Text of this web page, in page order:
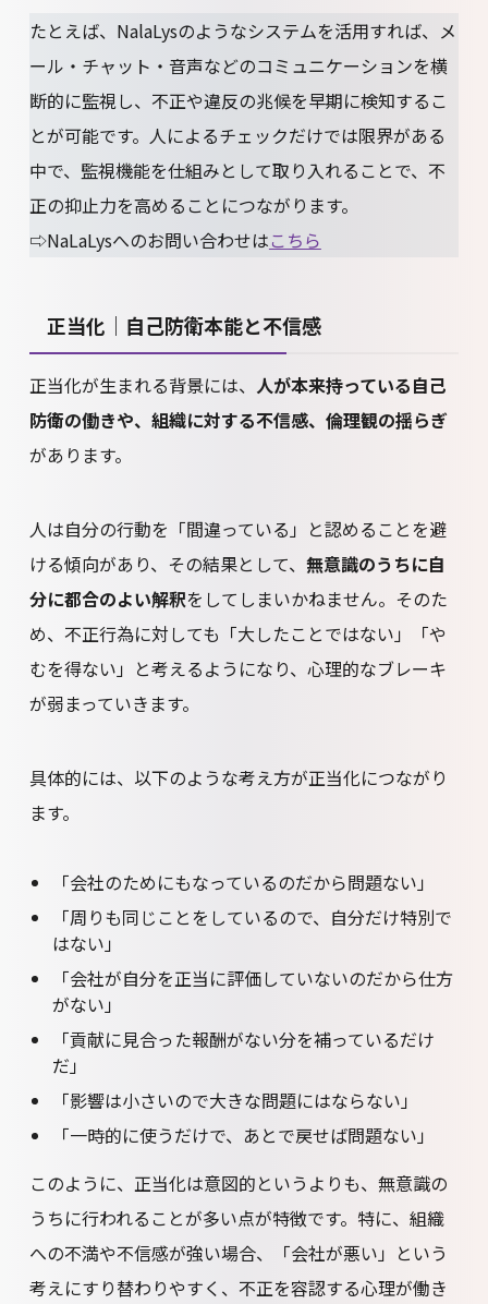
たとえば、NalaLysのようなシステムを活用すれば、メ
ール・チャット・音声などのコミュニケーションを横
断的に監視し、不正や違反の兆候を早期に検知するこ
とが可能です。人によるチェックだけでは限界がある
中で、監視機能を仕組みとして取り入れることで、不
正の抑止力を高めることにつながります。
⇨NaLaLysへのお問い合わせはこちら
正当化｜自己防衛本能と不信感
正当化が生まれる背景には、 人が本来持っている自己
防衛の働きや、組織に対する不信感、倫理観の揺らぎ
があります。
人は自分の行動を「間違っている」と認めることを避
ける傾向があり、その結果として、 無意識のうちに自
分に都合のよい解釈をしてしまいかねません。そのた
め、不正行為に対しても「大したことではない」「や
むを得ない」と考えるようになり、心理的なブレーキ
が弱まっていきます。
具体的には、以下のような考え方が正当化につながり
ます。
「会社のためにもなっているのだから問題ない」
「周りも同じことをしているので、自分だけ特別で
はない」
「会社が自分を正当に評価していないのだから仕方
がない」
「貢献に見合った報酬がない分を補っているだけ
だ」
「影響は小さいので大きな問題にはならない」
「一時的に使うだけで、あとで戻せば問題ない」
このように、正当化は意図的というよりも、無意識の
うちに行われることが多い点が特徴です。特に、組織
への不満や不信感が強い場合、「会社が悪い」という
考えにすり替わりやすく、不正を容認する心理が働き